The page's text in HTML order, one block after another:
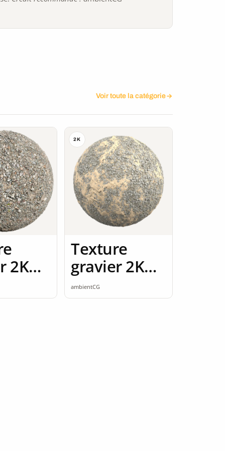
Voir toute la catégorie
2K
2K
Texture
gravier 2K
seamless
ambientCG